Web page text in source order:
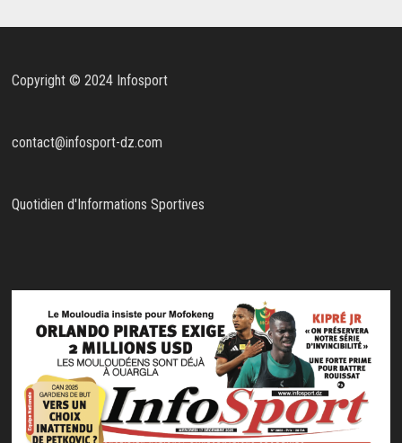
Copyright © 2024 Infosport
contact@infosport-dz.com
Quotidien d'Informations Sportives